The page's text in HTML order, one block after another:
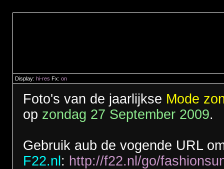
Display: hi-res Fx: on
Foto's van de jaarlijkse Mode
op zondag 27 September 2009.
Gebruik aub de vogende URL
F22.nl : http://f22.nl/go/